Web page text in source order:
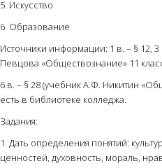
5. Искусство
6. Образование
Источники информации: 1 в. – § 12,
Певцова «Обществознание» 11
6 в. – § 28 (учебник А.Ф. Никитин
есть в библиотеке колледжа.
Задания:
1. Дать определения понятий:
ценностей, духовность, мораль,